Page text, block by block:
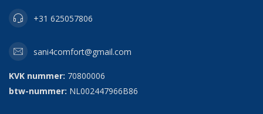
+31 625057806
sani4comfort@gmail.com
KVK nummer: 70800006
btw-nummer: NL002447966B86